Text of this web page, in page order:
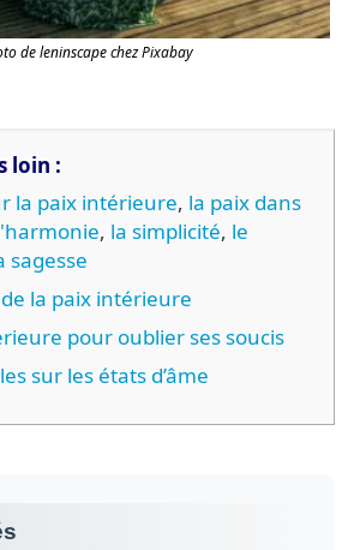
de leninscape chez Pixabay
loin :
la paix intérieure, la paix dans
, la simplicité, le
sagesse
la paix intérieure
pour oublier ses soucis
sur les états d’âme